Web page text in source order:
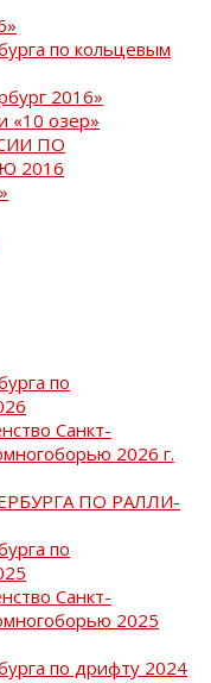
по кольцевым
2016»
«10 озер»
ПО
2016
по
Санкт-
2026 г.
ПО РАЛЛИ-
по
Санкт-
2025
по дрифту 2024